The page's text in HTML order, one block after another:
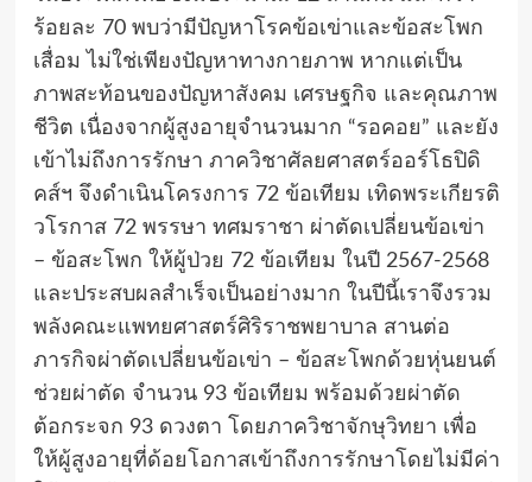
ร้อยละ 70 พบว่ามีปัญหาโรคข้อเข่าและข้อสะโพก
เสื่อม ไม่ใช่เพียงปัญหาทางกายภาพ หากแต่เป็น
ภาพสะท้อนของปัญหาสังคม เศรษฐกิจ และคุณภาพ
ชีวิต เนื่องจากผู้สูงอายุจำนวนมาก “รอคอย” และยัง
เข้าไม่ถึงการรักษา ภาควิชาศัลยศาสตร์ออร์โธปิดิ
คส์ฯ จึงดำเนินโครงการ 72 ข้อเทียม เทิดพระเกียรติ
วโรกาส 72 พรรษา ทศมราชา ผ่าตัดเปลี่ยนข้อเข่า
– ข้อสะโพก ให้ผู้ป่วย 72 ข้อเทียม ในปี 2567-2568
และประสบผลสำเร็จเป็นอย่างมาก ในปีนี้เราจึงรวม
พลังคณะแพทยศาสตร์ศิริราชพยาบาล สานต่อ
ภารกิจผ่าตัดเปลี่ยนข้อเข่า – ข้อสะโพกด้วยหุ่นยนต์
ช่วยผ่าตัด จำนวน 93 ข้อเทียม พร้อมด้วยผ่าตัด
ต้อกระจก 93 ดวงตา โดยภาควิชาจักษุวิทยา เพื่อ
ให้ผู้สูงอายุที่ด้อยโอกาสเข้าถึงการรักษาโดยไม่มีค่า